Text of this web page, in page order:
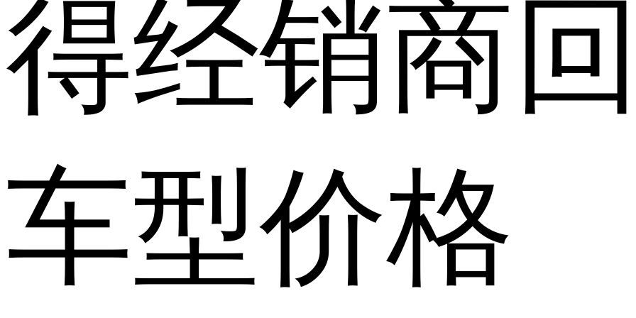
得经销商
车型价格